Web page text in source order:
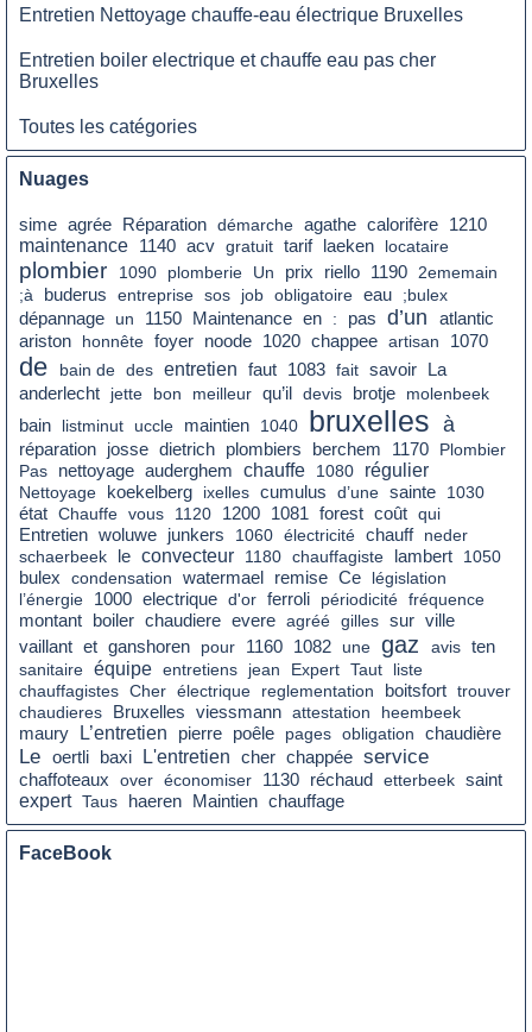
Entretien Nettoyage chauffe-eau électrique Bruxelles
Entretien boiler electrique et chauffe eau pas cher
Bruxelles
Toutes les catégories
Nuages
sime agrée Réparation démarche agathe calorifère 1210
maintenance 1140 acv gratuit tarif laeken locataire
plombier 1090 plomberie Un prix riello 1190
2ememain
;à
buderus entreprise sos job obligatoire eau
;bulex
dépannage
un 1150 Maintenance en : pas d’un
atlantic
ariston
honnête foyer noode 1020 chappee artisan 1070
de bain de des entretien faut 1083 fait savoir La
anderlecht jette bon meilleur qu’il devis brotje molenbeek
bain listminut uccle maintien 1040 bruxelles à
réparation josse dietrich plombiers berchem 1170
Plombier
Pas
nettoyage auderghem chauffe 1080 régulier
Nettoyage koekelberg ixelles cumulus d’une sainte 1030
état Chauffe vous 1120 1200 1081 forest coût qui
Entretien woluwe junkers 1060 électricité chauff
neder
schaerbeek
le convecteur 1180 chauffagiste lambert
1050
bulex
condensation watermael remise Ce
législation
l’énergie
1000 electrique d'or ferroli périodicité fréquence
montant boiler chaudiere evere agréé gilles sur ville
vaillant et ganshoren pour 1160 1082 une gaz avis ten
sanitaire équipe entretiens jean Expert Taut
liste
chauffagistes Cher électrique reglementation boitsfort trouver
chaudieres
Bruxelles viessmann attestation
heembeek
maury
L’entretien pierre poêle pages obligation chaudière
Le oertli baxi L'entretien cher chappée service
chaffoteaux over économiser 1130 réchaud etterbeek saint
expert Taus haeren Maintien chauffage
FaceBook